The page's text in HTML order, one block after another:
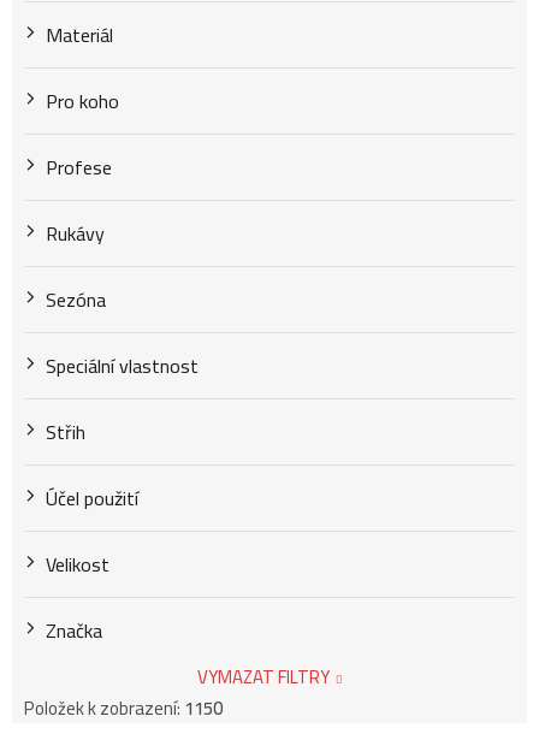
Materiál
Pro koho
Profese
Rukávy
Sezóna
Speciální vlastnost
Střih
Účel použití
Velikost
Značka
VYMAZAT FILTRY
Položek k zobrazení:1150